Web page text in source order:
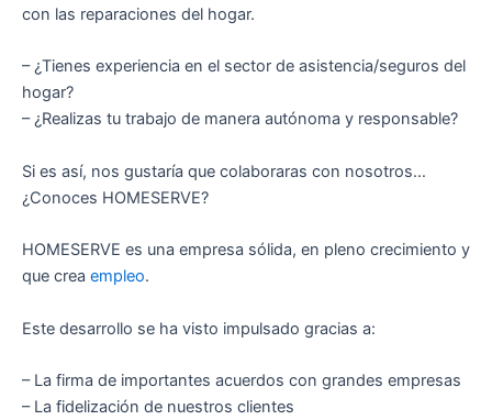
con las reparaciones del hogar.
– ¿Tienes experiencia en el sector de asistencia/seguros del
hogar?
– ¿Realizas tu trabajo de manera autónoma y responsable?
Si es así, nos gustaría que colaboraras con nosotros…
¿Conoces HOMESERVE?
HOMESERVE es una empresa sólida, en pleno crecimiento y
que crea empleo.
Este desarrollo se ha visto impulsado gracias a:
– La firma de importantes acuerdos con grandes empresas
– La fidelización de nuestros clientes